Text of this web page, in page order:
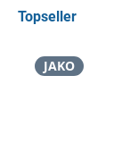
Topseller
JAKO